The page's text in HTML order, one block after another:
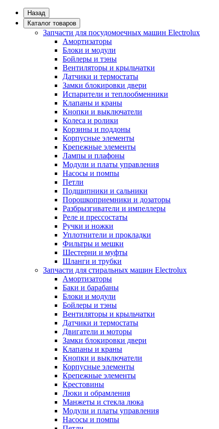
Назад
Каталог товаров
Запчасти для посудомоечных машин Electrolux
Амортизаторы
Блоки и модули
Бойлеры и тэны
Вентиляторы и крыльчатки
Датчики и термостаты
Замки блокировки двери
Испарители и теплообменники
Клапаны и краны
Кнопки и выключатели
Колеса и ролики
Корзины и поддоны
Корпусные элементы
Крепежные элементы
Лампы и плафоны
Модули и платы управления
Насосы и помпы
Петли
Подшипники и сальники
Порошкоприемники и дозаторы
Разбрызгиватели и импеллеры
Реле и прессостаты
Ручки и ножки
Уплотнители и прокладки
Фильтры и мешки
Шестерни и муфты
Шланги и трубки
Запчасти для стиральных машин Electrolux
Амортизаторы
Баки и барабаны
Блоки и модули
Бойлеры и тэны
Вентиляторы и крыльчатки
Датчики и термостаты
Двигатели и моторы
Замки блокировки двери
Клапаны и краны
Кнопки и выключатели
Корпусные элементы
Крепежные элементы
Крестовины
Люки и обрамления
Манжеты и стекла люка
Модули и платы управления
Насосы и помпы